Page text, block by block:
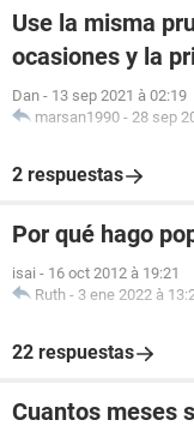
Use la misma
ocasiones y la
Dan - 13 sep 2021 à 02:19
marsan1990 - 28 sep
2 respuestas
Por qué hago
isai - 16 oct 2012 à 19:21
Ruth - 3 ene 2022 à
22 respuestas
Cuantos meses